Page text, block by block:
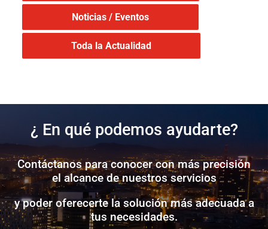
Noticias / Eventos
Toda la Actualidad
¿ En qué podemos ayudarte?
Contáctanos para conocer con más precisión
el alcance de nuestros servicios
y poder oferecerte la solución más adecuada a
tus necesidades.